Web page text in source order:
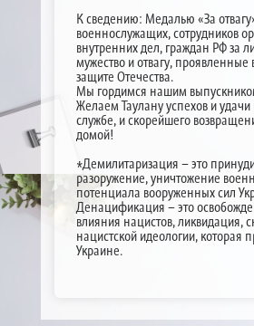
К сведению: Медалью «За
военнослужащих, сотрудников
внутренних дел, граждан РФ за
мужество и отвагу,
защите Отечества.
Мы гордимся нашим
Желаем Таулану успехов и удачи
службе, и скорейшего
домой!
*Демилитаризация – это
разоружение, уничтожение
потенциала вооруженных сил
Денацификация – это
влияния нацистов, ликвидация,
нацистской идеологии, которая
Украине.